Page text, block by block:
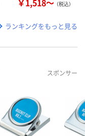
￥1,518～ （税込）
ランキングをもっと見る
スポンサー